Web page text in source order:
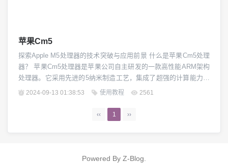
苹果Cm5
探索Apple M5处理器的技术突破与应用前景 什么是苹果Cm5处理
器？ 苹果Cm5处理器是苹果公司自主研发的一款高性能ARM架构
处理器。它采用先进的5纳米制造工艺，集成了超强的计算能力和
优秀的能源效率。这款处理器为苹果产品带来了全新的性能体
器拥有多项领先于业界的技术特点。首先是采用了苹果自主研发
2024-09-13 01:38:53 使用教程 2561
‹‹ 1 ››
Powered By Z-Blog